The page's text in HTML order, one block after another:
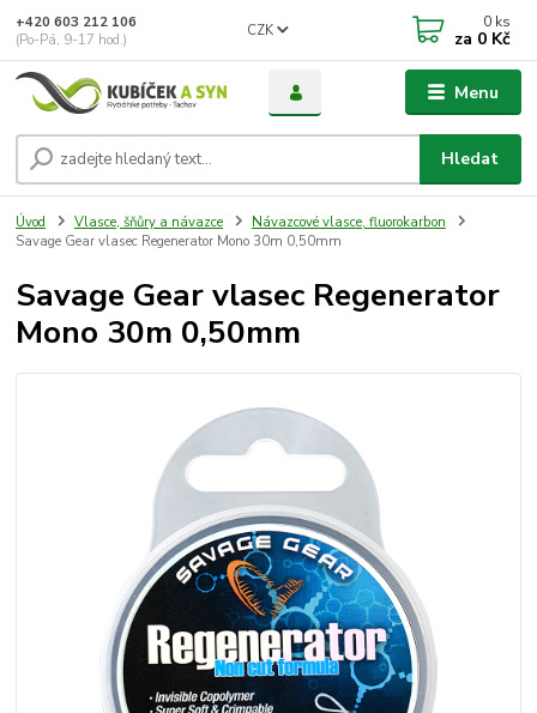
Menu
CZK
Hledat
+420 603 212 106
(Po-Pá, 9-17 hod.)
0 ks
za 0 Kč
Úvod Vlasce, šňůry a návazce
Návazcové vlasce, fluorokarbon
Savage Gear vlasec Regenerator Mono 30m 0,50mm
Savage Gear vlasec Regenerator
Mono 30m 0,50mm